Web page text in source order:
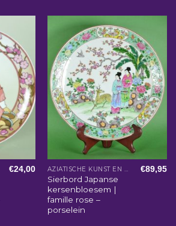
€24,00
Sierbord Japanse
kersenbloesem |
famille rose –
porselein
€89,95